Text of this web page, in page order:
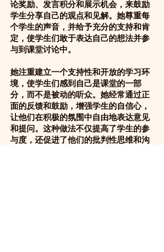
论奖励、发言积分和展示机会，来鼓励
学生分享自己的观点和见解。她尊重每
个学生的声音，并给予充分的支持和肯
定，使学生们敢于表达自己的想法并参
与到课堂讨论中。
她注重建立一个支持性和开放的学习环
境，使学生们感到自己是课堂的一部
分，而不是被动的听众。她经常通过正
面的反馈和鼓励，增强学生的自信心，
让他们在积极的氛围中自由地表达意见
和提问。这种做法不仅提高了学生的参
与度，还促进了他们的批判性思维和沟